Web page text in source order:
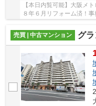
【本日内覧可能】大阪メ
８年６月リフォーム済！
売買 | 中古マンション
グ